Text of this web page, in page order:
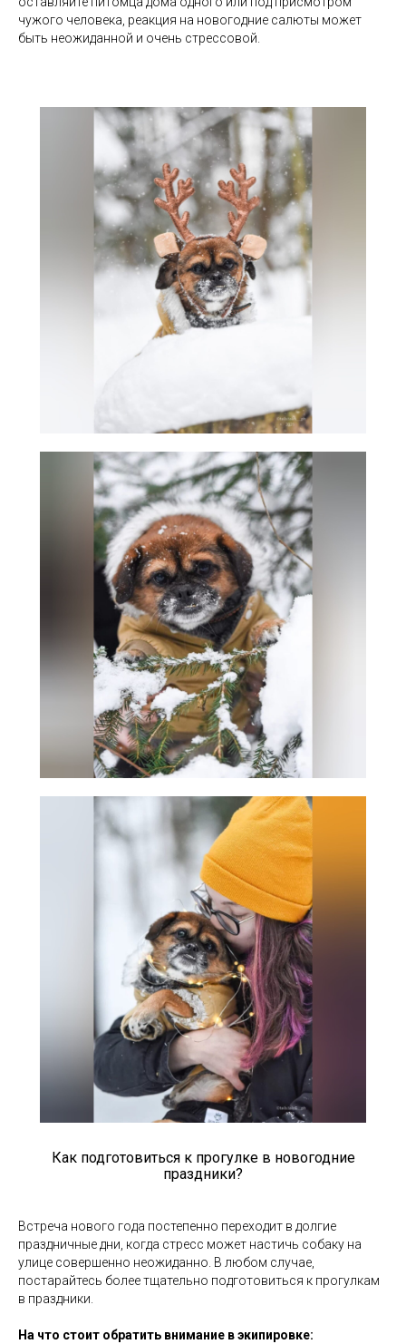
чужого человека, реакция на новогодние салюты может
быть неожиданной и очень стрессовой.
Как подготовиться к прогулке в новогодние
праздники?
Встреча нового года постепенно переходит в долгие
праздничные дни, когда стресс может настичь собаку на
улице совершенно неожиданно. В любом случае,
постарайтесь более тщательно подготовиться к прогулкам
в праздники.
На что стоит обратить внимание в экипировке: